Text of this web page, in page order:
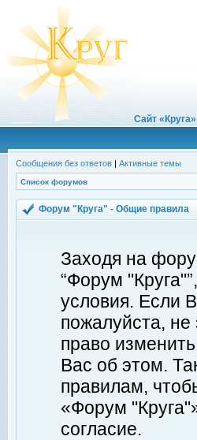
Сайт «Круга»
Сообщения без ответов | Активные темы
Список форумов
Форум "Круга" - Общие правила
Заходя на
“Форум
условия. Если
пожалуйста,
право
Вас об этом.
правилам,
«Форум
согласие.